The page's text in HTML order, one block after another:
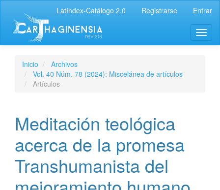
Latíndex-Catálogo 2.0 Registrarse Entrar
Inicio
Archivos
Vol. 40 Núm. 78 (2024): Miscelánea de artículos
Artículos
Meditación teológica
acerca de la promesa
Transhumanista del